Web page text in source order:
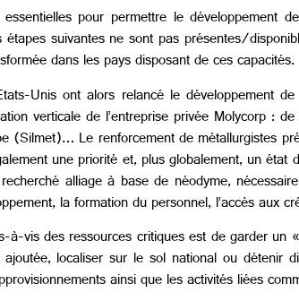
pour permettre le développement
suivantes ne sont pas présentes/
dans les pays disposant de ces capacités.
Unis ont alors relancé le développement
verticale de l’entreprise privée Molycorp
(Silmet)… Le renforcement de métallurgistes
une priorité et, plus globalement, un
alliage à base de néodyme,
la formation du personnel, l’accès aux
à-vis des ressources critiques est de garder
localiser sur le sol national ou
ainsi que les activités liées